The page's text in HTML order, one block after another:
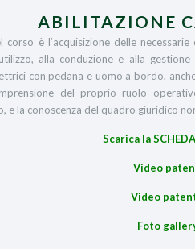
ABILITAZIONE
corso è l’acquisizione delle
alla conduzione e alla
con pedana e uomo a bordo,
del proprio ruolo
e la conoscenza del quadro giuridico
Scarica la
Video
Video
Foto